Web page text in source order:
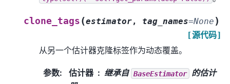
clone_tags (estimator, tag_names=None )
[源代码]
从另一个估计器克隆标签作为动态覆盖。
参数: 估计器 继承自 BaseEstimator
的估计